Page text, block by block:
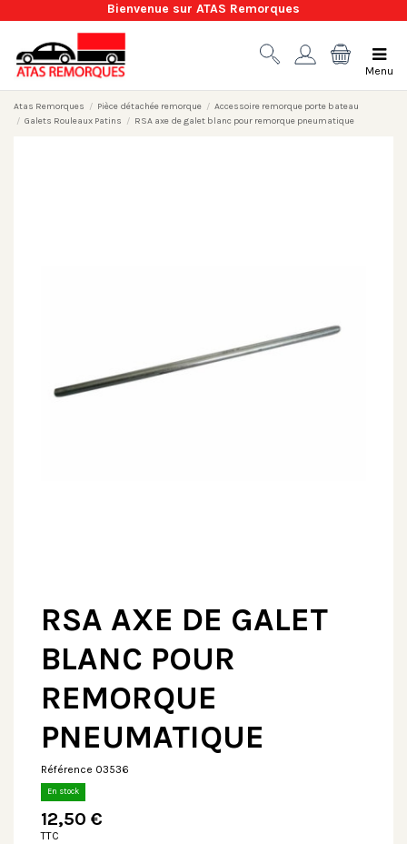
Bienvenue sur ATAS Remorques
Menu
Atas Remorques Pièce détachée remorque
Accessoire remorque porte bateau
Galets Rouleaux Patins
RSA axe de galet blanc pour remorque pneumatique
RSA AXE DE GALET
BLANC POUR
REMORQUE
PNEUMATIQUE
Référence 03536
En stock
12,50 €
TTC